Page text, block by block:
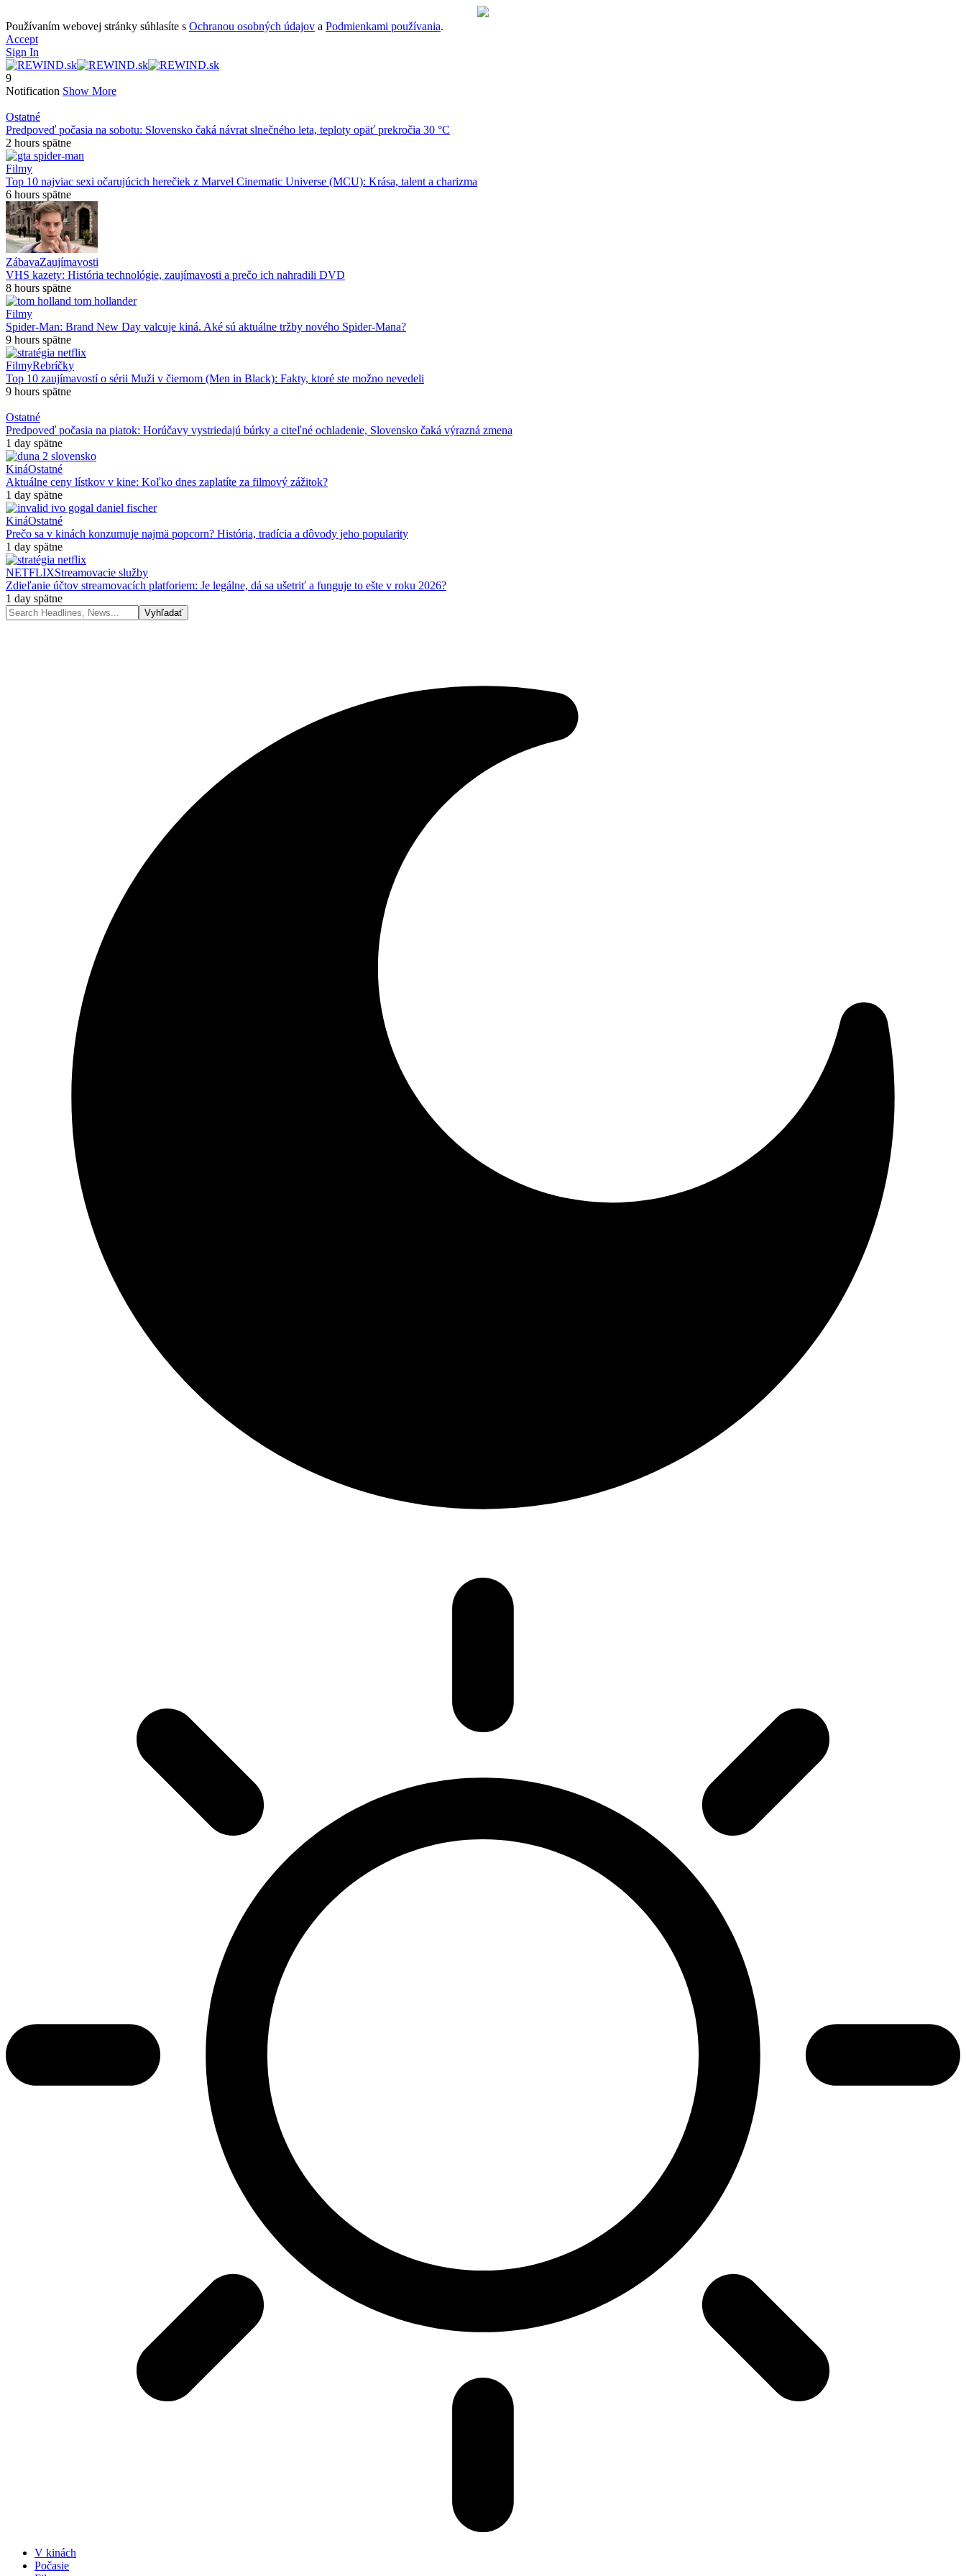
Používaním webovej stránky súhlasíte s Ochranou osobných údajov a Podmienkami používania.
Accept
Sign In
9
Notification Show More
Ostatné
Predpoveď počasia na sobotu: Slovensko čaká návrat slnečného leta, teploty opäť prekročia 30 °C
2 hours spätne
Filmy
Top 10 najviac sexi očarujúcich herečiek z Marvel Cinematic Universe (MCU): Krása, talent a charizma
6 hours spätne
ZábavaZaujímavosti
VHS kazety: História technológie, zaujímavosti a prečo ich nahradili DVD
8 hours spätne
Filmy
Spider-Man: Brand New Day valcuje kiná. Aké sú aktuálne tržby nového Spider-Mana?
9 hours spätne
FilmyRebríčky
Top 10 zaujímavostí o sérii Muži v čiernom (Men in Black): Fakty, ktoré ste možno nevedeli
9 hours spätne
Ostatné
Predpoveď počasia na piatok: Horúčavy vystriedajú búrky a citeľné ochladenie, Slovensko čaká výrazná zmena
1 day spätne
KináOstatné
Aktuálne ceny lístkov v kine: Koľko dnes zaplatíte za filmový zážitok?
1 day spätne
KináOstatné
Prečo sa v kinách konzumuje najmä popcorn? História, tradícia a dôvody jeho popularity
1 day spätne
NETFLIXStreamovacie služby
Zdieľanie účtov streamovacích platforiem: Je legálne, dá sa ušetriť a funguje to ešte v roku 2026?
1 day spätne
V kinách
Počasie